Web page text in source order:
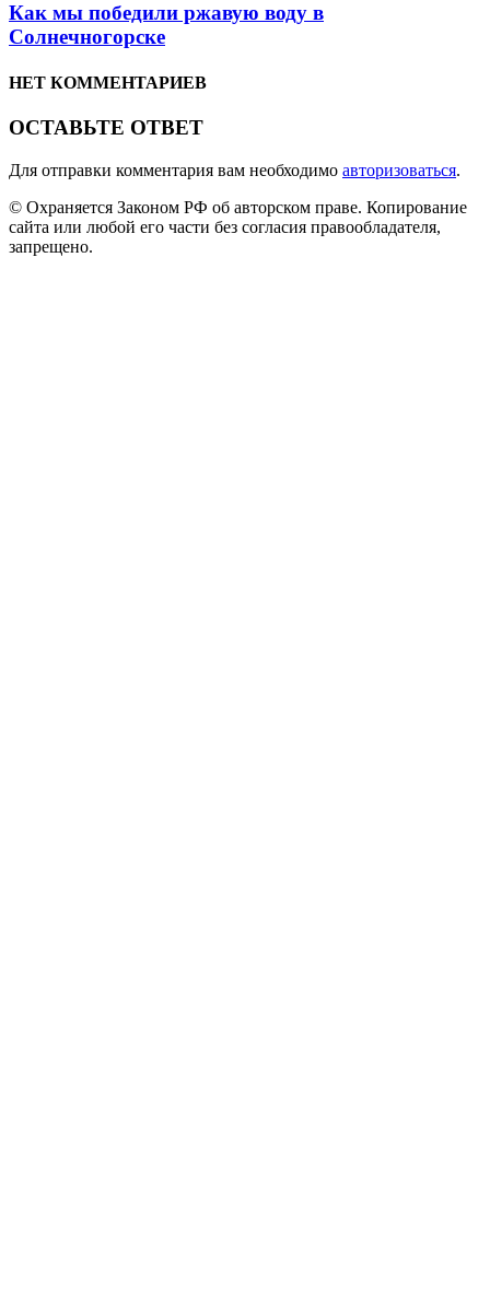
Как мы победили ржавую воду в
Солнечногорске
НЕТ КОММЕНТАРИЕВ
ОСТАВЬТЕ ОТВЕТ
Для отправки комментария вам необходимо авторизоваться.
© Охраняется Законом РФ об авторском праве. Копирование
сайта или любой его части без согласия правообладателя,
запрещено.